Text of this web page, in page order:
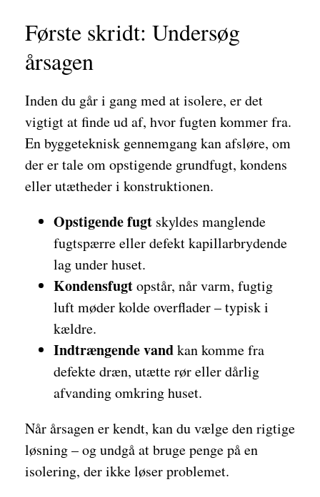
Første skridt: Undersøg
årsagen
Inden du går i gang med at isolere, er det
vigtigt at finde ud af, hvor fugten kommer fra.
En byggeteknisk gennemgang kan afsløre, om
der er tale om opstigende grundfugt, kondens
eller utætheder i konstruktionen.
Opstigende fugt skyldes manglende
fugtspærre eller defekt kapillarbrydende
lag under huset.
Kondensfugtopstår, når varm, fugtig
luft møder kolde overflader – typisk i
kældre.
Indtrængende vandkan komme fra
defekte dræn, utætte rør eller dårlig
afvanding omkring huset.
Når årsagen er kendt, kan du vælge den rigtige
løsning – og undgå at bruge penge på en
isolering, der ikke løser problemet.